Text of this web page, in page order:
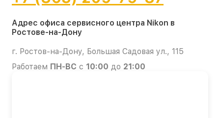
Адрес офиса сервисного центра Nikon в
Ростове-на-Дону
г. Ростов-на-Дону, Большая Садовая ул., 115
Работаем ПН-ВС с 10:00 до 21:00